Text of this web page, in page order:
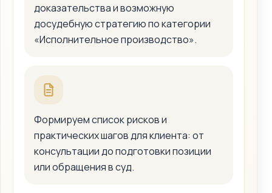
доказательства и возможную
досудебную стратегию по категории
«Исполнительное производство».
Формируем список рисков и
практических шагов для клиента: от
консультации до подготовки позиции
или обращения в суд.